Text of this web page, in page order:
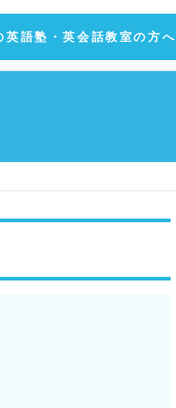
英語塾・英会話教室の方へ